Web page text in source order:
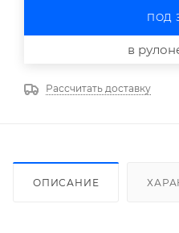
ПОД
в
Рассчитать доставку
ОПИСАНИЕ